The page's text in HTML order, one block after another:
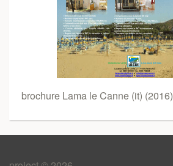
brochure Lama le Canne (it) (2016)